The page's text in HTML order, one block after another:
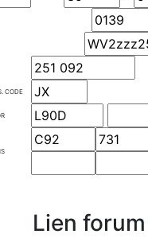
CODE
Lien